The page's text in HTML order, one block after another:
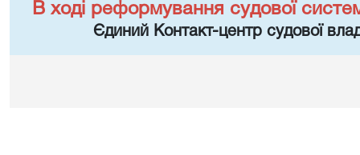
В ході реформування судової
Єдиний Контакт-центр судової